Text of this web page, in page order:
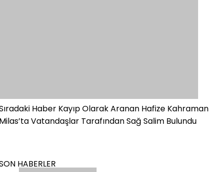
Haber Kayıp Olarak Aranan Hafize Kahraman
Vatandaşlar Tarafından Sağ Salim Bulundu
HABERLER